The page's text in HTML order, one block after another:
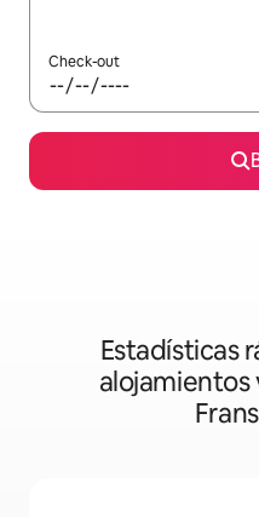
Check-out
Estadísticas
alojamientos